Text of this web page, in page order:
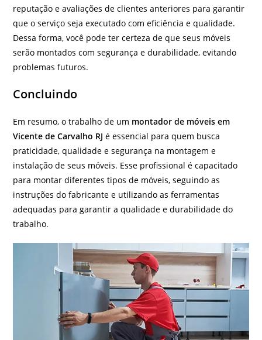
reputação e avaliações de clientes anteriores para garantir
que o serviço seja executado com eficiência e qualidade.
Dessa forma, você pode ter certeza de que seus móveis
serão montados com segurança e durabilidade, evitando
problemas futuros.
Concluindo
Em resumo, o trabalho de um montador de móveis em
Vicente de Carvalho RJ é essencial para quem busca
praticidade, qualidade e segurança na montagem e
instalação de seus móveis. Esse profissional é capacitado
para montar diferentes tipos de móveis, seguindo as
instruções do fabricante e utilizando as ferramentas
adequadas para garantir a qualidade e durabilidade do
trabalho.